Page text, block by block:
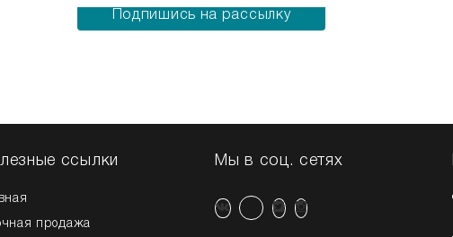
Подпишись на рассылку
ссылки
продажа
Мы в соц. сетях